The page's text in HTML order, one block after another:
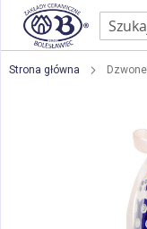
Strona główna